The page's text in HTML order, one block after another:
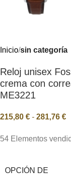
Inicio sin categoría
Reloj unisex
crema con
ME3221
215,80 € - 281,76 €
54 Elementos
OPCIÓN DE